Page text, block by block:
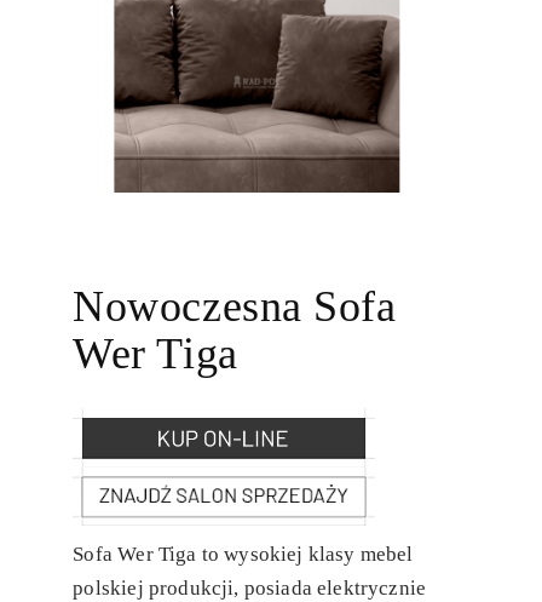
Nowoczesna Sofa
Wer Tiga
Sofa Wer Tiga to wysokiej klasy mebel
polskiej produkcji, posiada elektrycznie